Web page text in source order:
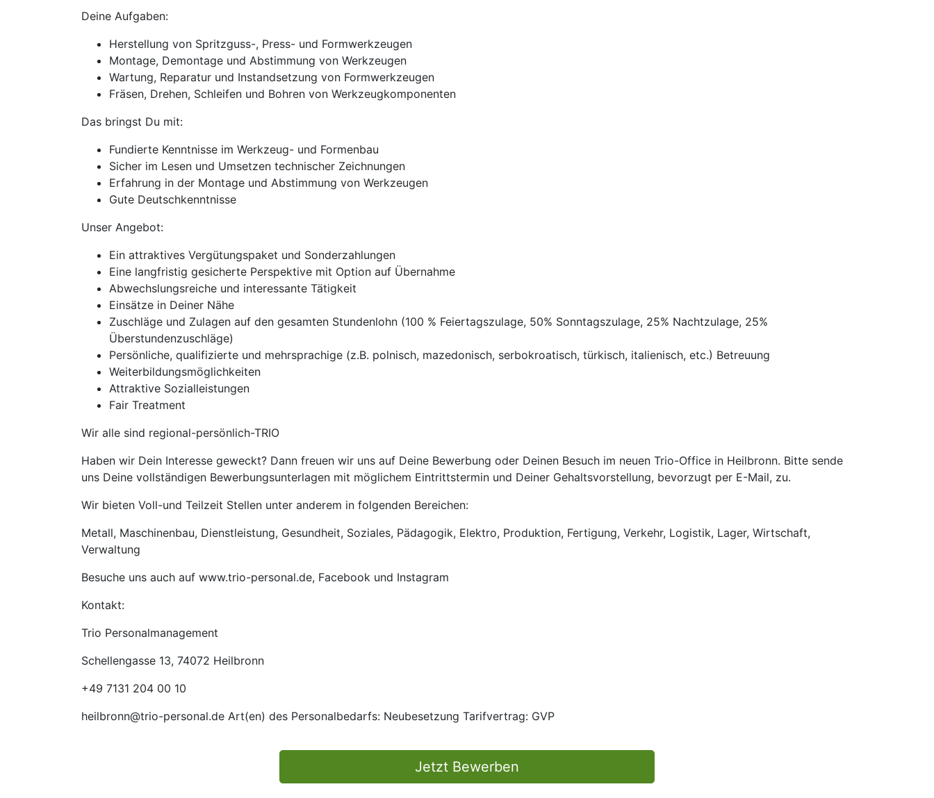
Deine Aufgaben:
Herstellung von Spritzguss-, Press- und Formwerkzeugen
Montage, Demontage und Abstimmung von Werkzeugen
Wartung, Reparatur und Instandsetzung von Formwerkzeugen
Fräsen, Drehen, Schleifen und Bohren von Werkzeugkomponenten
Das bringst Du mit:
Fundierte Kenntnisse im Werkzeug- und Formenbau
Sicher im Lesen und Umsetzen technischer Zeichnungen
Erfahrung in der Montage und Abstimmung von Werkzeugen
Gute Deutschkenntnisse
Unser Angebot:
Ein attraktives Vergütungspaket und Sonderzahlungen
Eine langfristig gesicherte Perspektive mit Option auf Übernahme
Abwechslungsreiche und interessante Tätigkeit
Einsätze in Deiner Nähe
Zuschläge und Zulagen auf den gesamten Stundenlohn (100 % Feiertagszulage, 50% Sonntagszulage, 25% Nachtzulage, 25%
Überstundenzuschläge)
Persönliche, qualifizierte und mehrsprachige (z.B. polnisch, mazedonisch, serbokroatisch, türkisch, italienisch, etc.) Betreuung
Weiterbildungsmöglichkeiten
Attraktive Sozialleistungen
Fair Treatment
Wir alle sind regional-persönlich-TRIO
Haben wir Dein Interesse geweckt? Dann freuen wir uns auf Deine Bewerbung oder Deinen Besuch im neuen Trio-Office in Heilbronn. Bitte sende
uns Deine vollständigen Bewerbungsunterlagen mit möglichem Eintrittstermin und Deiner Gehaltsvorstellung, bevorzugt per E-Mail, zu.
Wir bieten Voll-und Teilzeit Stellen unter anderem in folgenden Bereichen:
Metall, Maschinenbau, Dienstleistung, Gesundheit, Soziales, Pädagogik, Elektro, Produktion, Fertigung, Verkehr, Logistik, Lager, Wirtschaft,
Verwaltung
Besuche uns auch auf www.trio-personal.de, Facebook und Instagram
Kontakt:
Trio Personalmanagement
Schellengasse 13, 74072 Heilbronn
+49 7131 204 00 10
heilbronn@trio-personal.de Art(en) des Personalbedarfs: Neubesetzung Tarifvertrag: GVP
Jetzt Bewerben